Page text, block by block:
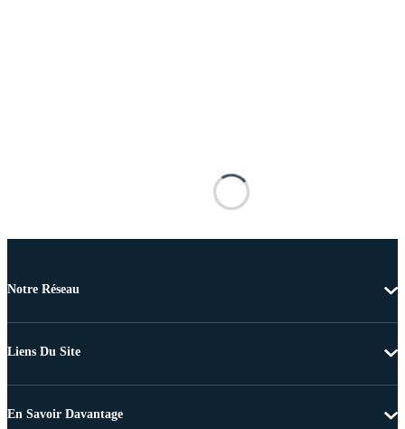
Notre Réseau
Liens Du Site
En Savoir Davantage